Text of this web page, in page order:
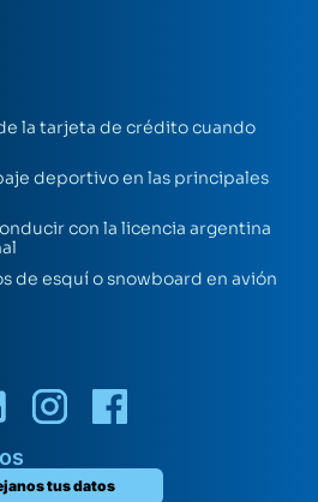
la tarjeta de crédito cuando
deportivo en las principales
con la licencia argentina
de esquí o snowboard en avión
tus datos